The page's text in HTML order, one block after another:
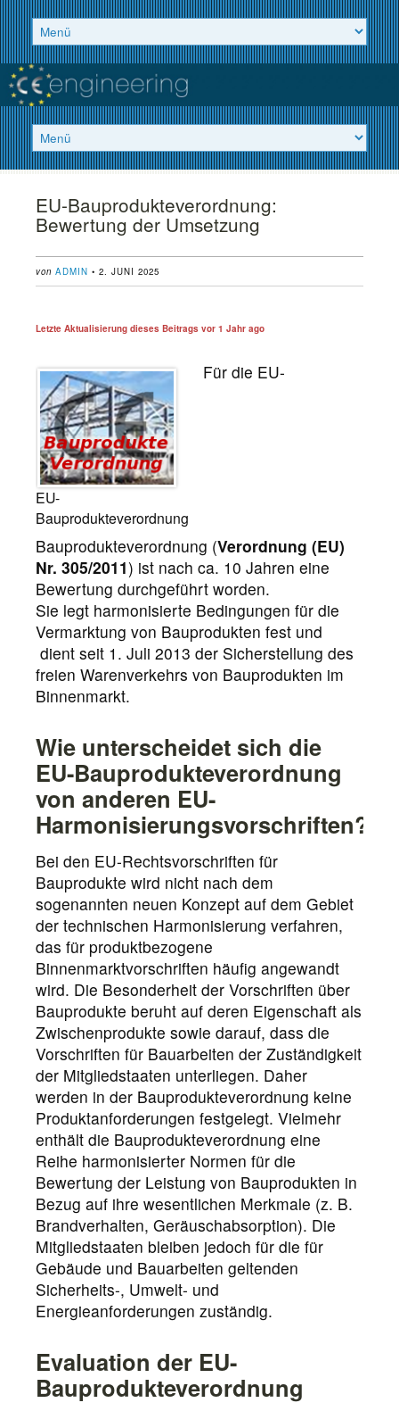
EU-Bauprodukteverordnung:
Bewertung der Umsetzung
von ADMIN • 2. JUNI 2025
Letzte Aktualisierung dieses Beitrags vor 1 Jahr ago
EU-
Bauprodukteverordnung
Für die EU-
Bauprodukteverordnung (Verordnung (EU)
Nr. 305/2011) ist nach ca. 10 Jahren eine
Bewertung durchgeführt worden.
Sie legt harmonisierte Bedingungen für die
Vermarktung von Bauprodukten fest und
dient seit 1. Juli 2013 der Sicherstellung des
freien Warenverkehrs von Bauprodukten im
Binnenmarkt.
Wie unterscheidet sich die
EU-Bauprodukteverordnung
von anderen EU-
Harmonisierungsvorschriften?
Bei den EU-Rechtsvorschriften für
Bauprodukte wird nicht nach dem
sogenannten neuen Konzept auf dem Gebiet
der technischen Harmonisierung verfahren,
das für produktbezogene
Binnenmarktvorschriften häufig angewandt
wird. Die Besonderheit der Vorschriften über
Bauprodukte beruht auf deren Eigenschaft als
Zwischenprodukte sowie darauf, dass die
Vorschriften für Bauarbeiten der Zuständigkeit
der Mitgliedstaaten unterliegen. Daher
werden in der Bauprodukteverordnung keine
Produktanforderungen festgelegt. Vielmehr
enthält die Bauprodukteverordnung eine
Reihe harmonisierter Normen für die
Bewertung der Leistung von Bauprodukten in
Bezug auf ihre wesentlichen Merkmale (z. B.
Brandverhalten, Geräuschabsorption). Die
Mitgliedstaaten bleiben jedoch für die für
Gebäude und Bauarbeiten geltenden
Sicherheits-, Umwelt- und
Energieanforderungen zuständig.
Evaluation der EU-
Bauprodukteverordnung